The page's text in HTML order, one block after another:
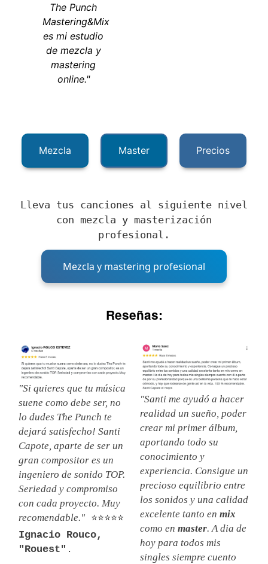
The Punch
Mastering&Mix
es mi estudio
de mezcla y
mastering
online."
Mezcla Master Precios
Lleva tus canciones al siguiente nivel
con mezcla y masterización
profesional.
Mezcla y mastering profesional
Reseñas:
"Si quieres que tu música
suene como debe ser, no
lo dudes The Punch te
dejará satisfecho! Santi
Capote, aparte de ser un
gran compositor es un
ingeniero de sonido TOP.
Seriedad y compromiso
con cada proyecto. Muy
recomendable."
⭐⭐⭐⭐⭐
Ignacio Rouco,
"Rouest" .
"Santi me ayudó a hacer
realidad un sueño, poder
crear mi primer álbum,
aportando todo su
conocimiento y
experiencia. Consigue un
precioso equilibrio entre
los sonidos y una calidad
excelente tanto en mix
como en master. A dia de
hoy para todos mis
singles siempre cuento